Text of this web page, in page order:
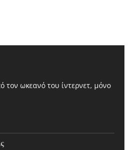
ωκεανό του ίντερνετ, μόνο